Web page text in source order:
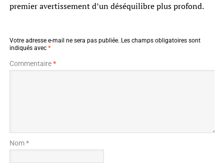
premier avertissement d’un déséquilibre plus profond.
Votre adresse e-mail ne sera pas publiée. Les champs obligatoires sont
indiqués avec *
Commentaire*
Nom *